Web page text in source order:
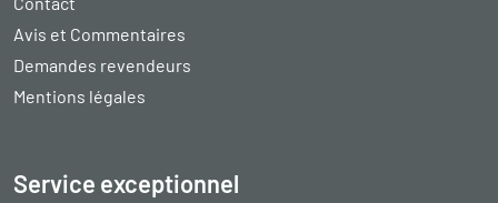
Avis et Commentaires
Demandes revendeurs
Mentions légales
Service exceptionnel